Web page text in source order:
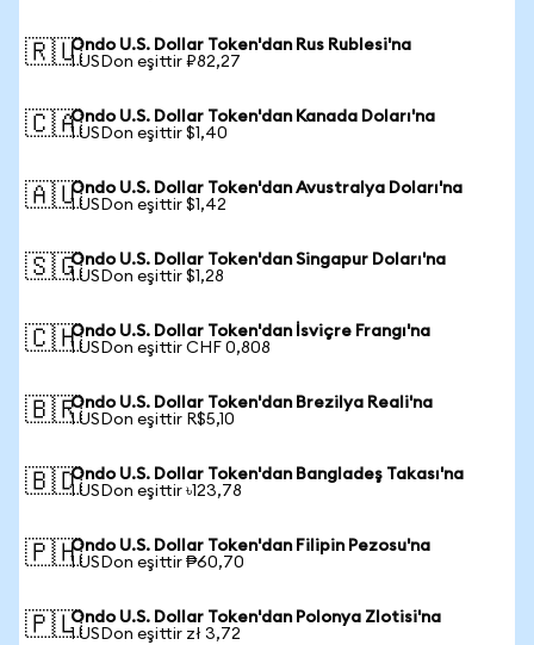
🇷🇺Ondo U.S. Dollar Token'dan Rus Rublesi'na
1 USDon eşittir ₽82,27
🇨🇦Ondo U.S. Dollar Token'dan Kanada Doları'na
1 USDon eşittir $1,40
🇦🇺Ondo U.S. Dollar Token'dan Avustralya Doları'na
1 USDon eşittir $1,42
🇸🇬Ondo U.S. Dollar Token'dan Singapur Doları'na
1 USDon eşittir $1,28
🇨🇭Ondo U.S. Dollar Token'dan İsviçre Frangı'na
1 USDon eşittir CHF 0,808
🇧🇷Ondo U.S. Dollar Token'dan Brezilya Reali'na
1 USDon eşittir R$5,10
🇧🇩Ondo U.S. Dollar Token'dan Bangladeş Takası'na
1 USDon eşittir ৳123,78
🇵🇭Ondo U.S. Dollar Token'dan Filipin Pezosu'na
1 USDon eşittir ₱60,70
🇵🇱Ondo U.S. Dollar Token'dan Polonya Zlotisi'na
1 USDon eşittir zł 3,72